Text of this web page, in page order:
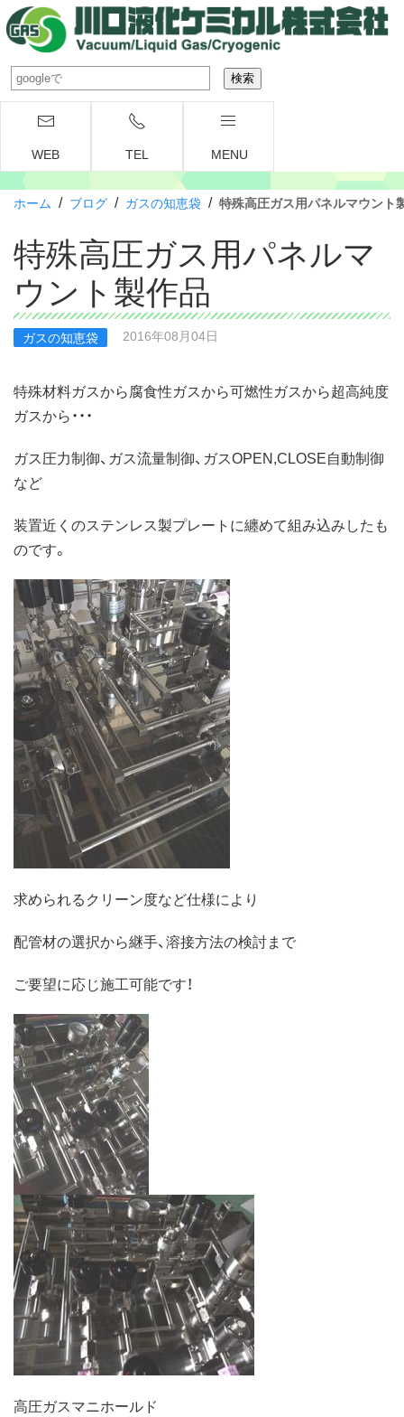
WEB TEL MENU
ホーム / ブログ / ガスの知恵袋 / 特殊高圧ガス用パネルマウント
特殊高圧ガス用パネルマ
ウント製作品
ガスの知恵袋 2016年08月04日
特殊材料ガスから腐食性ガスから可燃性ガスから超高純度
ガスから・・・
ガス圧力制御、ガス流量制御、ガスOPEN,CLOSE自動制御
など
装置近くのステンレス製プレートに纏めて組み込みしたも
のです。
求められるクリーン度など仕様により
配管材の選択から継手、溶接方法の検討まで
ご要望に応じ施工可能です！
高圧ガスマニホールド